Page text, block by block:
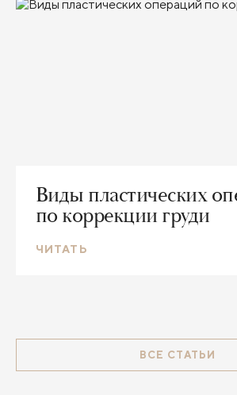
Виды пластических
по коррекции груди
ЧИТАТЬ
ВСЕ СТАТЬИ